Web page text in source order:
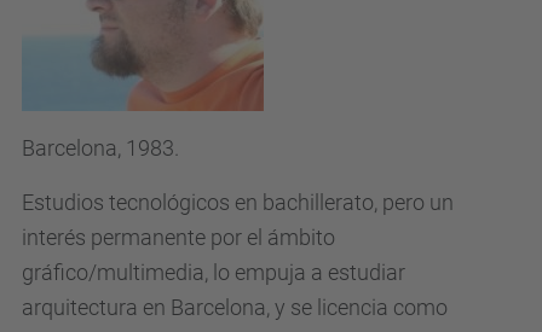
Barcelona, 1983.
Estudios tecnológicos en bachillerato, pero un
interés permanente por el ámbito
gráfico/multimedia, lo empuja a estudiar
arquitectura en Barcelona, y se licencia como